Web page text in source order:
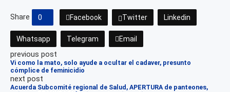
Share 0 Facebook Twitter Linkedin
Whatsapp Telegram Email
previous post
Vi como la mato, solo ayude a ocultar el cadaver, presunto
cómplice de feminicidio
next post
Acuerda Subcomité regional de Salud, APERTURA de panteones,